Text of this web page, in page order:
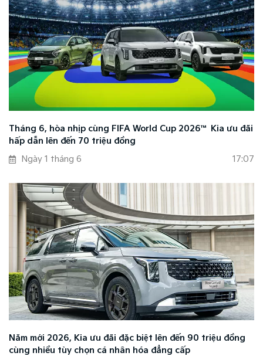
Tháng 6, hòa nhịp cùng FIFA World Cup 2026™ Kia ưu đãi
hấp dẫn lên đến 70 triệu đồng
Ngày 1 tháng 6
17:07
Năm mới 2026, Kia ưu đãi đặc biệt lên đến 90 triệu đồng
cùng nhiều tùy chọn cá nhân hóa đẳng cấp